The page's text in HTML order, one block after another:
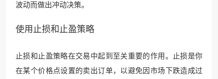
波动而做出冲动决策。
使用止损和止盈策略
止损和止盈策略在交易中起到至关重要的作用。止损是你
在某个价格点设置的卖出订单，以避免因市场下跌造成过